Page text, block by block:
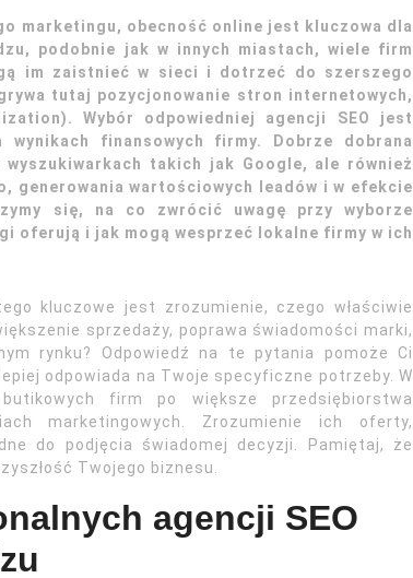
marketingu, obecność online jest kluczowa dla
podobnie jak w innych miastach, wiele firm
im zaistnieć w sieci i dotrzeć do szerszego
tutaj pozycjonowanie stron internetowych,
Wybór odpowiedniej agencji SEO jest
finansowych firmy. Dobrze dobrana
takich jak Google, ale również
generowania wartościowych leadów i w efekcie
się, na co zwrócić uwagę przy wyborze
oferują i jak mogą wesprzeć lokalne firmy w ich
kluczowe jest zrozumienie, czego właściwie
sprzedaży, poprawa świadomości marki,
rynku? Odpowiedź na te pytania pomoże Ci
odpowiada na Twoje specyficzne potrzeby. W
firm po większe przedsiębiorstwa
marketingowych. Zrozumienie ich oferty,
do podjęcia świadomej decyzji. Pamiętaj, że
Twojego biznesu.
agencji SEO